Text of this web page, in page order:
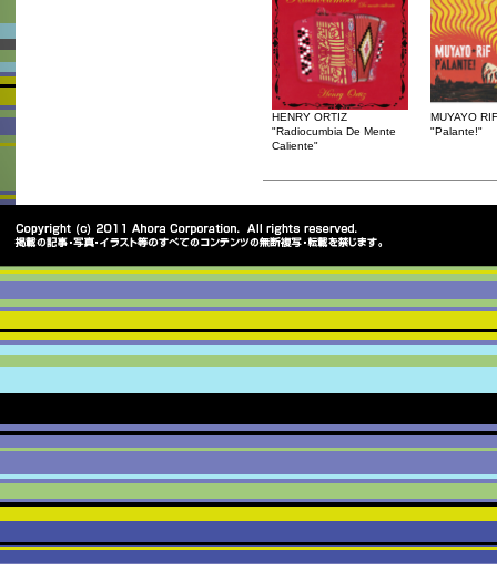
HENRY ORTIZ
"Radiocumbia De Mente
Caliente"
MUYAYO RIF
"Palante!"